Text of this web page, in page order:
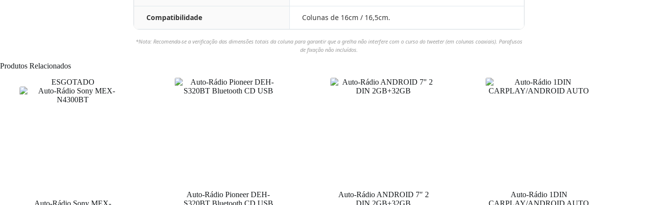
Compatibilidade Colunas de 16cm / 16,5cm.
*Nota: Recomenda-se a verificação das dimensões totais da coluna para garantir que a grelha não interfere com o curso do tweeter (em colunas coaxiais). Parafusos
de fixação não incluídos.
Produtos Relacionados
ESGOTADO
Auto-Rádio Sony MEX-
Auto-Rádio Pioneer DEH-
S320BT Bluetooth CD USB
Auto-Rádio ANDROID 7″ 2
DIN 2GB+32GB
Auto-Rádio 1DIN
CARPLAY/ANDROID AUTO